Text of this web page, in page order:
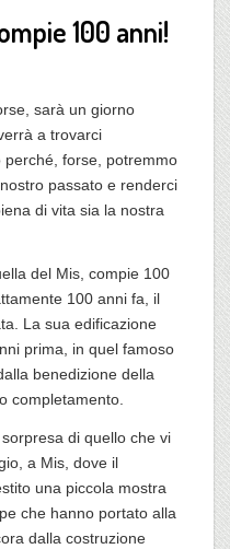
100 anni!
sarà un giorno
a trovarci
perché, forse, potremmo
passato e renderci
di vita sia la nostra
del Mis, compie 100
100 anni fa, il
La sua edificazione
prima, in quel famoso
benedizione della
completamento.
di quello che vi
a Mis, dove il
una piccola mostra
che hanno portato alla
dalla costruzione